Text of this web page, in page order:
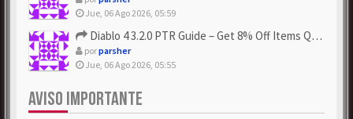
Jue, 06 Ago 2026, 05:59
Diablo 4 3.2.0 PTR Guide – Get 8% Off Items Quickly to Test ...
porparsher
Jue, 06 Ago 2026, 05:55
AVISO IMPORTANTE